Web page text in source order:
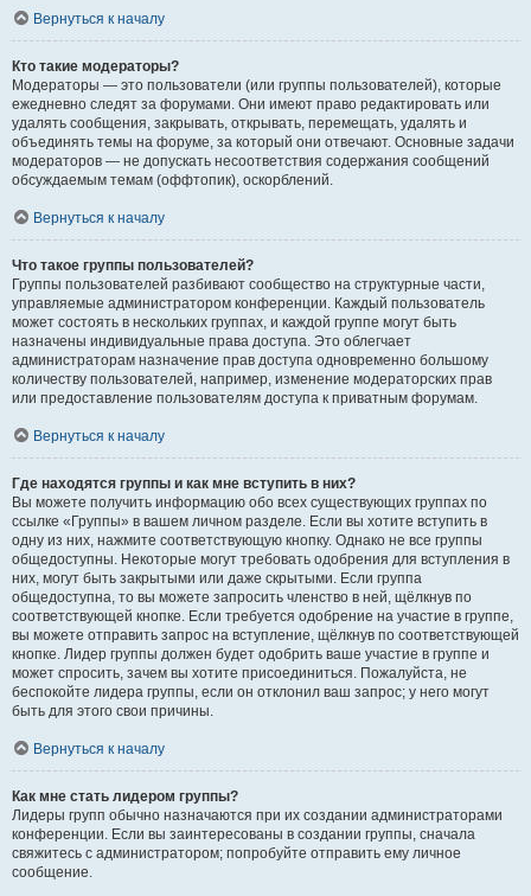
Вернуться к началу
Кто такие модераторы?
Модераторы — это пользователи (или группы пользователей), которые
ежедневно следят за форумами. Они имеют право редактировать или
удалять сообщения, закрывать, открывать, перемещать, удалять и
объединять темы на форуме, за который они отвечают. Основные задачи
модераторов — не допускать несоответствия содержания сообщений
обсуждаемым темам (оффтопик), оскорблений.
Вернуться к началу
Что такое группы пользователей?
Группы пользователей разбивают сообщество на структурные части,
управляемые администратором конференции. Каждый пользователь
может состоять в нескольких группах, и каждой группе могут быть
назначены индивидуальные права доступа. Это облегчает
администраторам назначение прав доступа одновременно большому
количеству пользователей, например, изменение модераторских прав
или предоставление пользователям доступа к приватным форумам.
Вернуться к началу
Где находятся группы и как мне вступить в них?
Вы можете получить информацию обо всех существующих группах по
ссылке «Группы» в вашем личном разделе. Если вы хотите вступить в
одну из них, нажмите соответствующую кнопку. Однако не все группы
общедоступны. Некоторые могут требовать одобрения для вступления в
них, могут быть закрытыми или даже скрытыми. Если группа
общедоступна, то вы можете запросить членство в ней, щёлкнув по
соответствующей кнопке. Если требуется одобрение на участие в группе,
вы можете отправить запрос на вступление, щёлкнув по соответствующей
кнопке. Лидер группы должен будет одобрить ваше участие в группе и
может спросить, зачем вы хотите присоединиться. Пожалуйста, не
беспокойте лидера группы, если он отклонил ваш запрос; у него могут
быть для этого свои причины.
Вернуться к началу
Как мне стать лидером группы?
Лидеры групп обычно назначаются при их создании администраторами
конференции. Если вы заинтересованы в создании группы, сначала
свяжитесь с администратором; попробуйте отправить ему личное
сообщение.